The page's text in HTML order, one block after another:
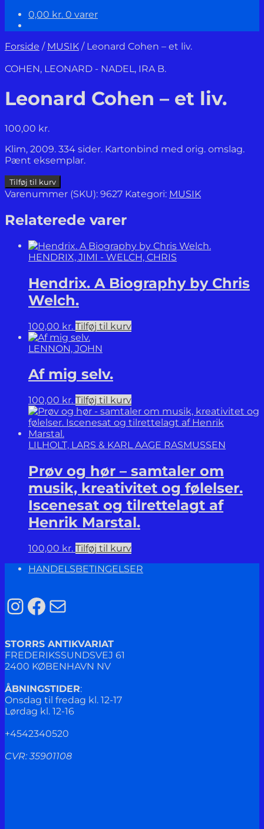
0,00 kr. 0 varer
Forside / MUSIK / Leonard Cohen – et liv.
COHEN, LEONARD - NADEL, IRA B.
Leonard Cohen – et liv.
100,00 kr.
Klim, 2009. 334 sider. Kartonbind med orig. omslag.
Pænt eksemplar.
Leonard
Cohen
et
liv.
Tilføj til kurv
Varenummer (SKU): 9627 Kategori: MUSIK
Relaterede varer
HENDRIX, JIMI - WELCH, CHRIS
Hendrix. A Biography by Chris
Welch.
100,00 kr. Tilføj til kurv
LENNON, JOHN
Af mig selv.
100,00 kr. Tilføj til kurv
LILHOLT, LARS & KARL AAGE RASMUSSEN
Prøv og hør – samtaler om
musik, kreativitet og følelser.
Iscenesat og tilrettelagt af
Henrik Marstal.
100,00 kr. Tilføj til kurv
HANDELSBETINGELSER
Instagram
Facebook
Mail
STORRS ANTIKVARIAT
FREDERIKSSUNDSVEJ 61
2400 KØBENHAVN NV
ÅBNINGSTIDER:
Onsdag til fredag kl. 12-17
Lørdag kl. 12-16
+4542340520
CVR: 35901108